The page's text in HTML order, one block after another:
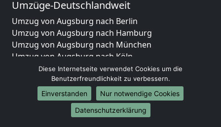
Umzüge-Deutschlandweit
Umzug von Augsburg nach Berlin
Umzug von Augsburg nach Hamburg
Umzug von Augsburg nach München
Umzug von Augsburg nach Köln
Umzug von Augsburg nach Frankfurt am Main
Umzug von Augsburg nach Stuttgart
Umzug von Augsburg nach Düsseldorf
Umzug von Augsburg nach Leipzig
Umzug von Augsburg nach Dortmund
Diese Internetseite verwendet Cookies um die
Benutzerfreundlichkeit zu verbessern.
Einverstanden
Nur notwendige Cookies
Datenschutzerklärung